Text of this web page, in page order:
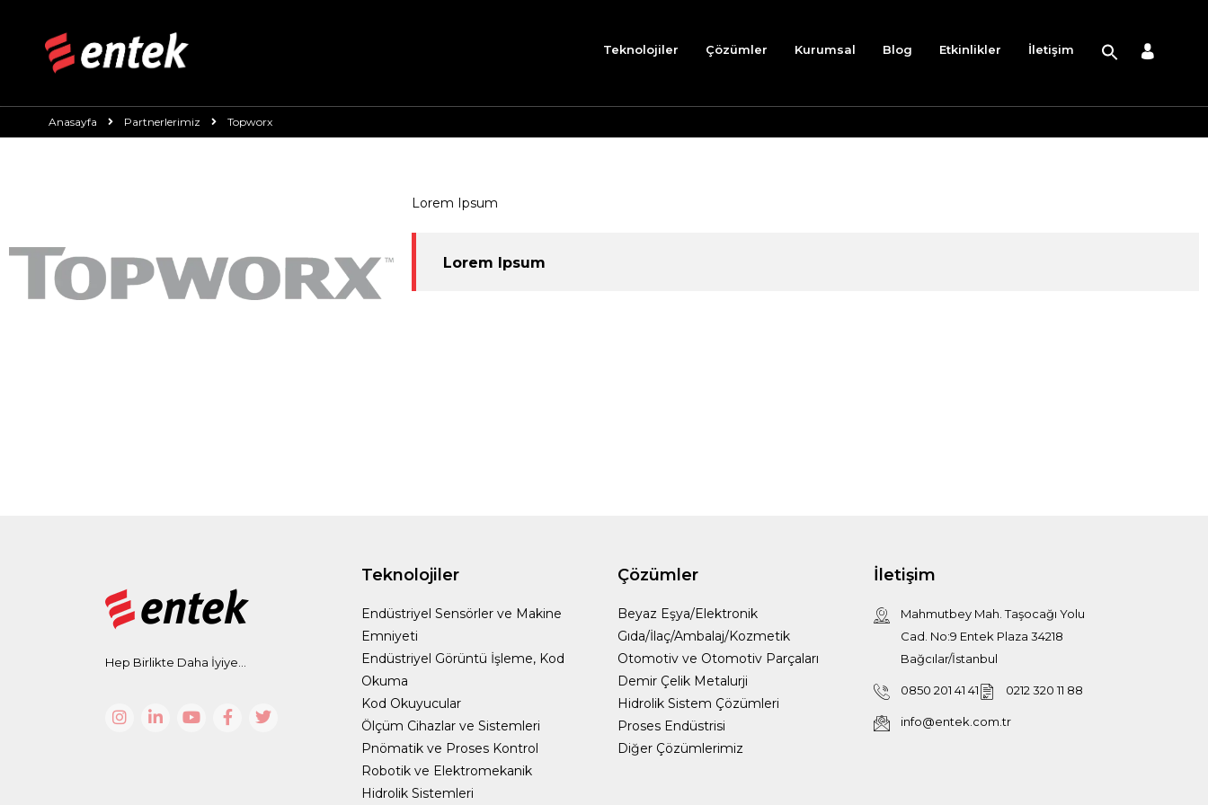
Teknolojiler Çözümler Kurumsal Blog Etkinlikler İletişim
Anasayfa Partnerlerimiz Topworx
Lorem Ipsum
Lorem Ipsum
Hep Birlikte Daha İyiye...
Teknolojiler
Endüstriyel Sensörler ve Makine
Emniyeti
Endüstriyel Görüntü İşleme, Kod
Okuma
Kod Okuyucular
Ölçüm Cihazlar ve Sistemleri
Pnömatik ve Proses Kontrol
Robotik ve Elektromekanik
Hidrolik Sistemleri
Çözümler
Beyaz Eşya/Elektronik
Gıda/İlaç/Ambalaj/Kozmetik
Otomotiv ve Otomotiv Parçaları
Demir Çelik Metalurji
Hidrolik Sistem Çözümleri
Proses Endüstrisi
Diğer Çözümlerimiz
İletişim
Mahmutbey Mah. Taşocağı Yolu
Cad. No:9 Entek Plaza 34218
Bağcılar/İstanbul
0850 201 41 41 0212 320 11 88
info@entek.com.tr